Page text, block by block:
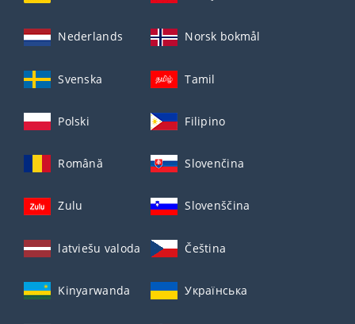
Nederlands Norsk bokmål
Svenska Tamil
Polski Filipino
Română Slovenčina
Zulu Slovenščina
latviešu valoda Čeština
Kinyarwanda Українська